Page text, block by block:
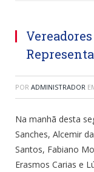
POR ADMINISTRADOR
Na manhã desta
Sanches, Alcemir
Santos, Fabiano
Erasmos Carias e